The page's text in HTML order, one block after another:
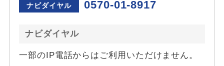
ナビダイヤル 0570-01-8917
ナビダイヤル
一部のIP電話からはご利用いただけません。